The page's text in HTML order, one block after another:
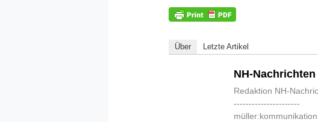
Über Letzte Artikel
NH-Nachrichten
Redaktion NH-
----------------------
müller:kommunikation